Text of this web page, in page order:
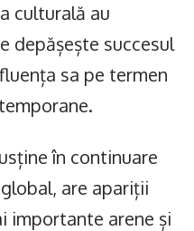
culturală au
depășește succesul
sa pe termen
în continuare
are apariții
importante arene și